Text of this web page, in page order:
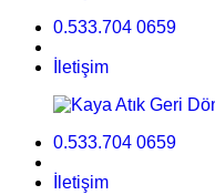
0.533.704 0659
İletişim
0.533.704 0659
İletişim